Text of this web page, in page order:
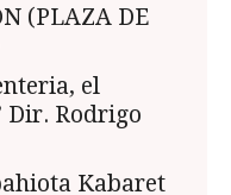
(PLAZA DE
el
Dir. Rodrigo
Kabaret